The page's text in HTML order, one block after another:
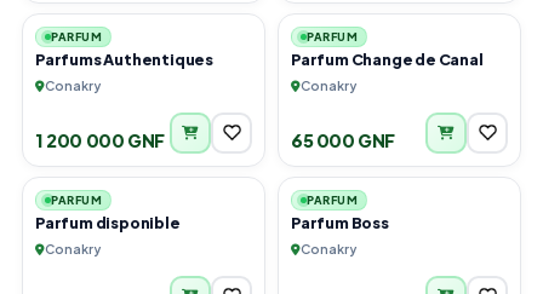
PARFUM
Parfums Authentiques
Conakry
1 200 000 GNF
PARFUM
Parfum Change de Canal
Conakry
65 000 GNF
3
PARFUM
Parfum disponible
Conakry
2
PARFUM
Parfum Boss
Conakry